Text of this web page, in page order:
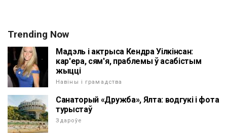
Trending Now
Мадэль і актрыса Кендра Уілкінсан:
кар'ера, сям'я, праблемы ў асабістым
жыцці
Навіны і грамадства
Санаторый «Дружба», Ялта: водгукі і фота
турыстаў
Здароўе